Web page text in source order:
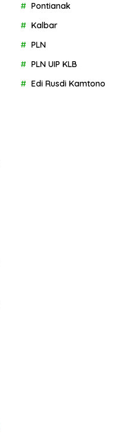
Pontianak
Kalbar
PLN
PLN UIP KLB
Edi Rusdi Kamtono